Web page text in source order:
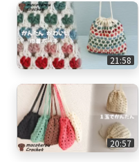
21:58
20:57